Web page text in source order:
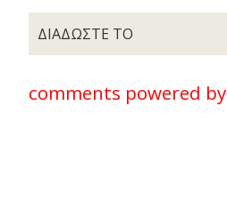
ΔΙΑΔΩΣΤΕ ΤΟ
comments powered by